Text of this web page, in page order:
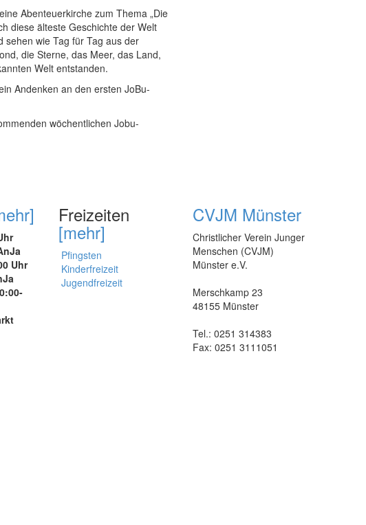
Abenteuerkirche zum Thema „Die
diese älteste Geschichte der Welt
sehen wie Tag für Tag aus der
die Sterne, das Meer, das Land,
Welt entstanden.
Andenken an den ersten JoBu-
wöchentlichen Jobu-
Uhr
Freizeiten
[mehr]
Pfingsten
Kinderfreizeit
Jugendfreizeit
CVJM Münster
Christlicher Verein Junger
Menschen (CVJM)
Münster e.V.
Merschkamp 23
48155 Münster
Tel.: 0251 314383
Fax: 0251 3111051